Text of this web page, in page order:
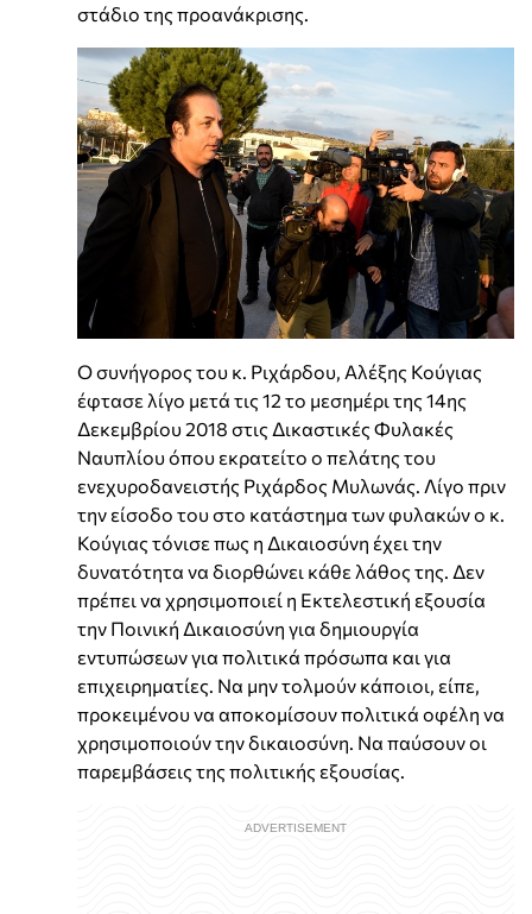
στάδιο της προανάκρισης.
Ο συνήγορος του κ. Ριχάρδου, Αλέξης Κούγιας
έφτασε λίγο μετά τις 12 το μεσημέρι της 14ης
Δεκεμβρίου 2018 στις Δικαστικές Φυλακές
Ναυπλίου όπου εκρατείτο ο πελάτης του
ενεχυροδανειστής Ριχάρδος Μυλωνάς. Λίγο πριν
την είσοδο του στο κατάστημα των φυλακών ο κ.
Κούγιας τόνισε πως η Δικαιοσύνη έχει την
δυνατότητα να διορθώνει κάθε λάθος της. Δεν
πρέπει να χρησιμοποιεί η Εκτελεστική εξουσία
την Ποινική Δικαιοσύνη για δημιουργία
εντυπώσεων για πολιτικά πρόσωπα και για
επιχειρηματίες. Να μην τολμούν κάποιοι, είπε,
προκειμένου να αποκομίσουν πολιτικά οφέλη να
χρησιμοποιούν την δικαιοσύνη. Να παύσουν οι
παρεμβάσεις της πολιτικής εξουσίας.